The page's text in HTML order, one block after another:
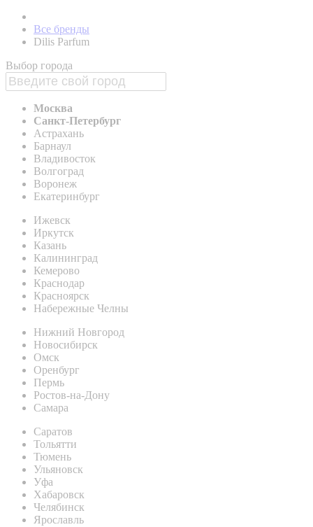
Все бренды
Dilis Parfum
Выбор города
Москва
Санкт-Петербург
Астрахань
Барнаул
Владивосток
Волгоград
Воронеж
Екатеринбург
Ижевск
Иркутск
Казань
Калининград
Кемерово
Краснодар
Красноярск
Набережные Челны
Нижний Новгород
Новосибирск
Омск
Оренбург
Пермь
Ростов-на-Дону
Самара
Саратов
Тольятти
Тюмень
Ульяновск
Уфа
Хабаровск
Челябинск
Ярославль